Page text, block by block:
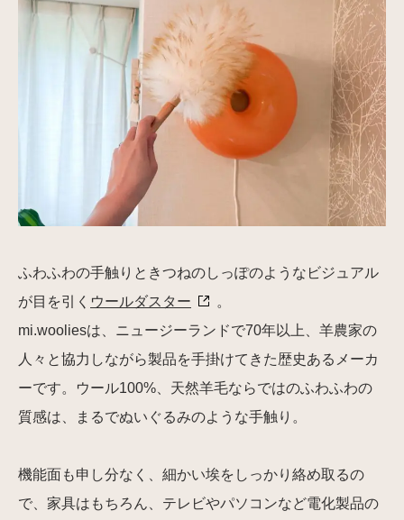
ふわふわの手触りときつねのしっぽのようなビジュアル
が目を引く ウールダスター
。
mi.wooliesは、ニュージーランドで70年以上、羊農家の
人々と協力しながら製品を手掛けてきた歴史あるメーカ
ーです。ウール100%、天然羊毛ならではのふわふわの
質感は、まるでぬいぐるみのような手触り。
機能面も申し分なく、細かい埃をしっかり絡め取るの
で、家具はもちろん、テレビやパソコンなど電化製品の